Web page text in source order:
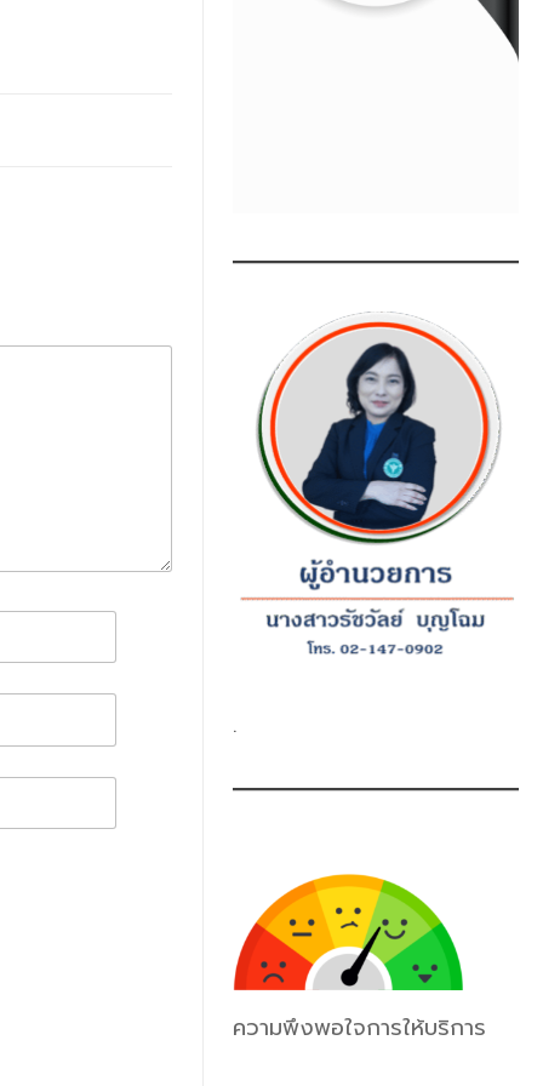
.
ความพึงพอใจการให้บริการ